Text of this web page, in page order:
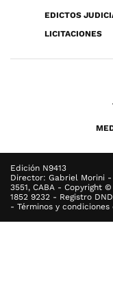
EDICTOS
LICITACIONES
Edición N9413
Director: Gabriel Morini
3551, CABA - Copyright
1852 9232 - Registro
- Términos y condiciones